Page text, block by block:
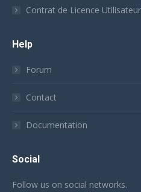
Contrat de Licence
Help
Forum
Contact
Documentation
Social
Follow us on social networks.